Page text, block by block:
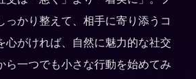
っかり整えて、相手に寄り添うコ
心がければ、自然に魅力的な社交
ら一つでも小さな行動を始めてみ